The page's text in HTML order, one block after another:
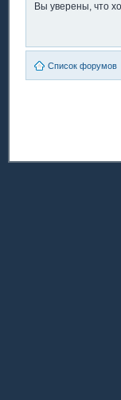
Вы уверены, что
Список форумов